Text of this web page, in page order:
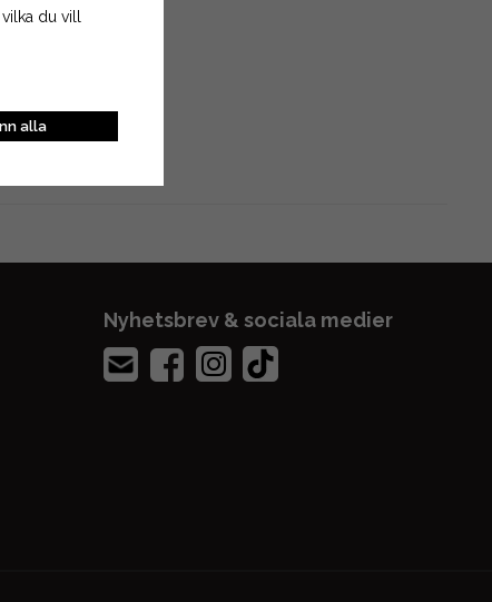
Nyhetsbrev & sociala medier
du vill
alla